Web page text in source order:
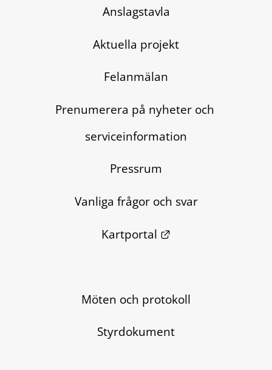
Anslagstavla
Aktuella projekt
Felanmälan
Prenumerera på nyheter och
serviceinformation
Pressrum
Vanliga frågor och svar
Kartportal
Länk till annan
Möten och protokoll
Styrdokument